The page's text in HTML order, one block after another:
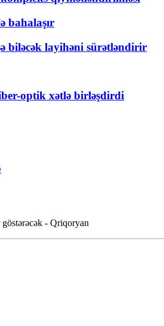
bahalaşır
biləcək layihəni sürətləndirir
optik xətlə birləşdirdi
- Qriqoryan